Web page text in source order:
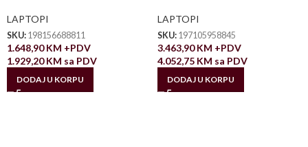
LAPTOPI
SKU: 198156688811
1.648,90KM +PDV
1.929,20KM sa PDV
DODAJ U KORPU
LAPTOPI
SKU: 197105958845
3.463,90KM +PDV
4.052,75 KM sa PDV
DODAJ U KORPU